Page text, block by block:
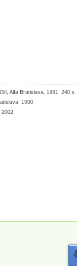
I, Alfa Bratislava, 1991, 240 s.
1990
2002